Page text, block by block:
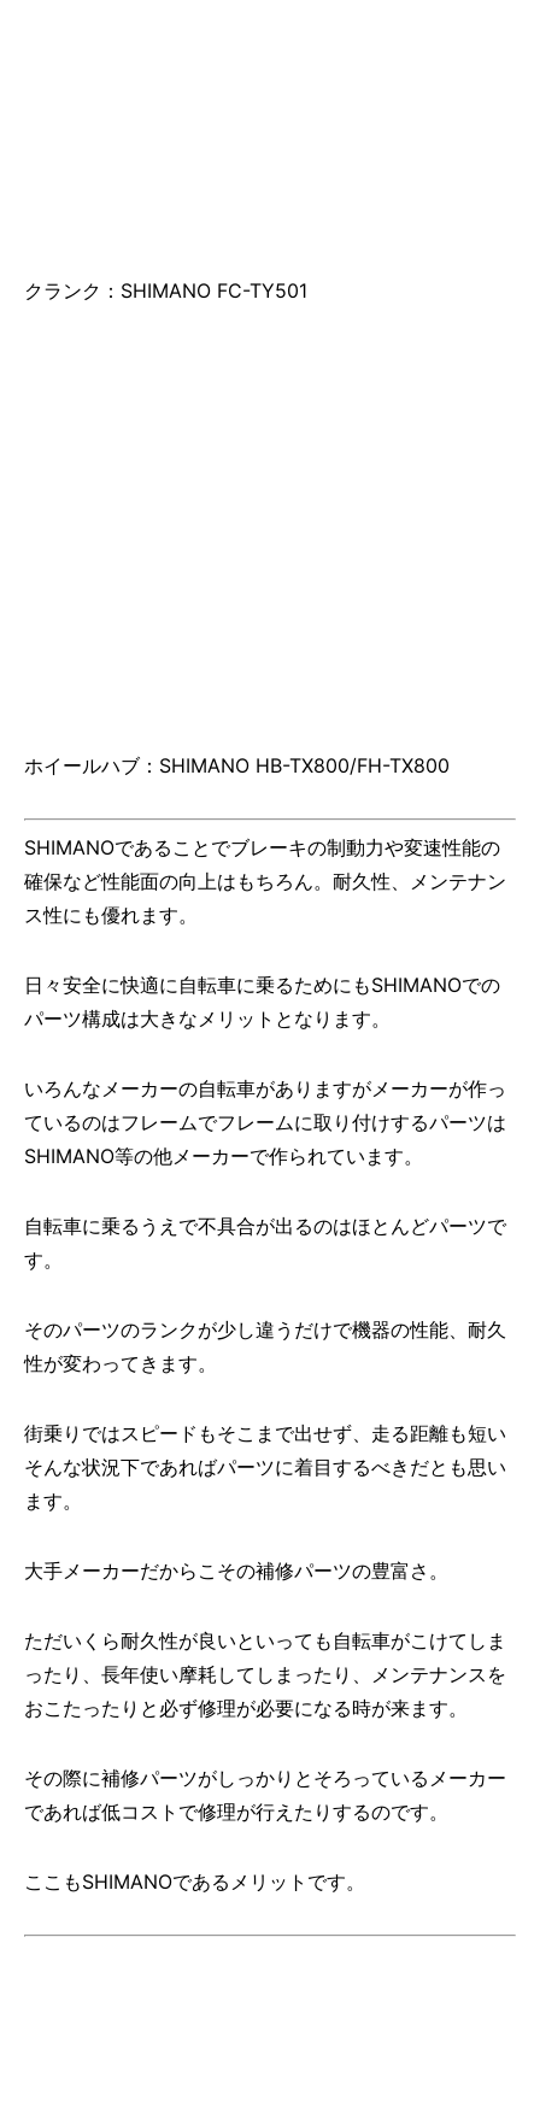
クランク：SHIMANO FC-TY501
ホイールハブ：SHIMANO HB-TX800/FH-TX800
SHIMANOであることでブレーキの制動力や変速性能の
確保など性能面の向上はもちろん。耐久性、メンテナン
ス性にも優れます。
日々安全に快適に自転車に乗るためにもSHIMANOでの
パーツ構成は大きなメリットとなります。
いろんなメーカーの自転車がありますがメーカーが作っ
ているのはフレームでフレームに取り付けするパーツは
SHIMANO等の他メーカーで作られています。
自転車に乗るうえで不具合が出るのはほとんどパーツで
す。
そのパーツのランクが少し違うだけで機器の性能、耐久
性が変わってきます。
街乗りではスピードもそこまで出せず、走る距離も短い
そんな状況下であればパーツに着目するべきだとも思い
ます。
大手メーカーだからこその補修パーツの豊富さ。
ただいくら耐久性が良いといっても自転車がこけてしま
ったり、長年使い摩耗してしまったり、メンテナンスを
おこたったりと必ず修理が必要になる時が来ます。
その際に補修パーツがしっかりとそろっているメーカー
であれば低コストで修理が行えたりするのです。
ここもSHIMANOであるメリットです。